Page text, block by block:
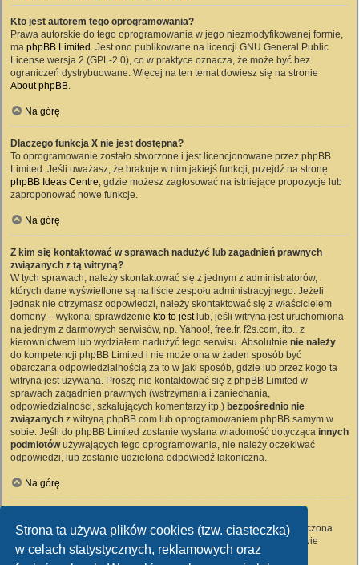
Strona ta używa plików cookies (tzw. ciasteczka)
w celach statystycznych, reklamowych oraz
Kto jest autorem tego oprogramowania?
Prawa autorskie do tego oprogramowania w jego niezmodyfikowanej formie,
ma phpBB Limited . Jest ono publikowane na licencji GNU General Public
License wersja 2 (GPL-2.0), co w praktyce oznacza, że może być bez
ograniczeń dystrybuowane. Więcej na ten temat dowiesz się na stronie
About phpBB.
Na górę
Dlaczego funkcja X nie jest dostępna?
To oprogramowanie zostało stworzone i jest licencjonowane przez phpBB
Limited. Jeśli uważasz, że brakuje w nim jakiejś funkcji, przejdź na stronę
phpBB Ideas Centre, gdzie możesz zagłosować na istniejące propozycje lub
zaproponować nowe funkcje.
Na górę
Z kim się kontaktować w sprawach nadużyć lub zagadnień prawnych
związanych z tą witryną?
W tych sprawach, należy skontaktować się z jednym z administratorów,
których dane wyświetlone są na liście zespołu administracyjnego. Jeżeli
jednak nie otrzymasz odpowiedzi, należy skontaktować się z właścicielem
domeny – wykonaj sprawdzenie kto to jestlub, jeśli witryna jest uruchomiona
na jednym z darmowych serwisów, np. Yahoo!, free.fr, f2s.com, itp., z
kierownictwem lub wydziałem nadużyć tego serwisu. Absolutnie nie należy
do kompetencji phpBB Limited i nie może ona w żaden sposób być
obarczana odpowiedzialnością za to w jaki sposób, gdzie lub przez kogo ta
witryna jest używana. Proszę nie kontaktować się z phpBB Limited w
sprawach zagadnień prawnych (wstrzymania i zaniechania,
odpowiedzialności, szkalujących komentarzy itp.) bezpośrednio nie
związanych z witryną phpBB.com lub oprogramowaniem phpBB samym w
sobie. Jeśli do phpBB Limited zostanie wysłana wiadomość dotycząca innych
podmiotówużywających tego oprogramowania, nie należy oczekiwać
odpowiedzi, lub zostanie udzielona odpowiedź lakoniczna.
Na górę
Wszyscy użytkownicy witryny mogą używać – jeśli funkcja ta jest włączona
przez administratora witryny – formularza „Kontakt z nami”. Członkowie
witryny mogą także używać odnośnika „Zespół administracyjny”.